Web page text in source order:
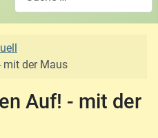
mit der Maus
Auf! - mit der